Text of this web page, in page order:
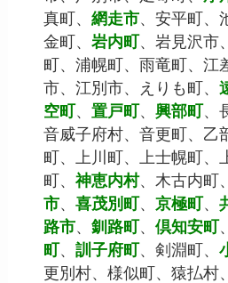
真町、網走市、安平町、
金町、岩内町、岩見沢市
町、浦幌町、雨竜町、江
市、江別市、えりも町、
空町、置戸町、興部町、
音威子府村、音更町、乙
町、上川町、上士幌町、
町、神恵内村、木古内町
市、喜茂別町、京極町、
路市、釧路町、倶知安町
町、訓子府町、剣淵町、
更別村、様似町、猿払村